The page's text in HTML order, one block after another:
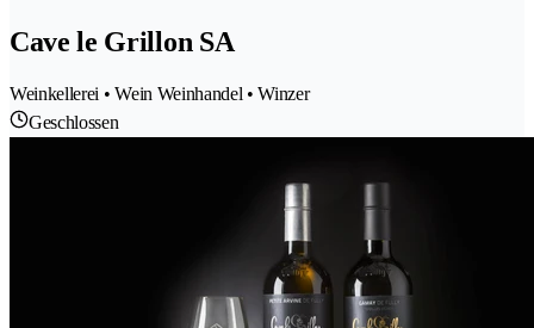
Cave le Grillon SA
Weinkellerei • Wein Weinhandel • Winzer
Geschlossen